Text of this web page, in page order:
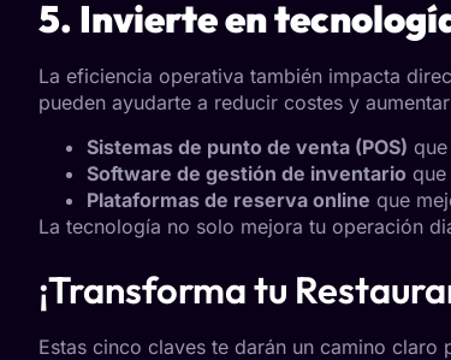
5. Invierte en
La eficiencia operativa también impacta
pueden ayudarte a reducir costes y
Sistemas de punto de venta (POS)
Software de gestión de inventario
Plataformas de reserva online que
La tecnología no solo mejora tu operación
¡Transforma tu
Estas cinco claves te darán un camino